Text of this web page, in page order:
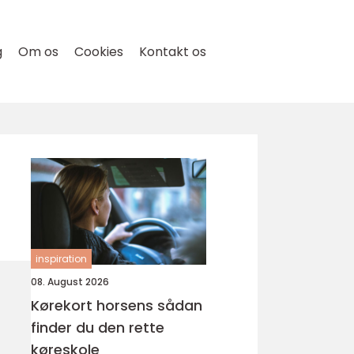
Om os Cookies Kontakt os
inspiration
08. August 2026
Kørekort horsens sådan
finder du den rette
køreskole